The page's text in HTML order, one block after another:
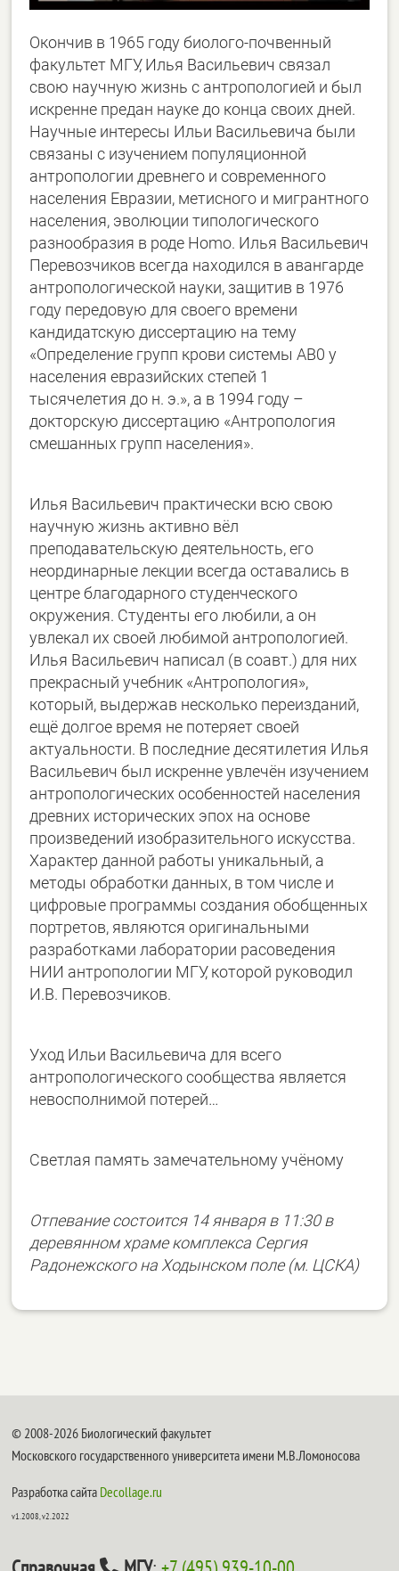
Окончив в 1965 году биолого-почвенный
факультет МГУ, Илья Васильевич связал
свою научную жизнь с антропологией и был
искренне предан науке до конца своих дней.
Научные интересы Ильи Васильевича были
связаны с изучением популяционной
антропологии древнего и современного
населения Евразии, метисного и мигрантного
населения, эволюции типологического
разнообразия в роде Homo. Илья Васильевич
Перевозчиков всегда находился в авангарде
антропологической науки, защитив в 1976
году передовую для своего времени
кандидатскую диссертацию на тему
«Определение групп крови системы АВ0 у
населения евразийских степей 1
тысячелетия до н. э.», а в 1994 году –
докторскую диссертацию «Антропология
смешанных групп населения».
Илья Васильевич практически всю свою
научную жизнь активно вёл
преподавательскую деятельность, его
неординарные лекции всегда оставались в
центре благодарного студенческого
окружения. Студенты его любили, а он
увлекал их своей любимой антропологией.
Илья Васильевич написал (в соавт.) для них
прекрасный учебник «Антропология»,
который, выдержав несколько переизданий,
ещё долгое время не потеряет своей
актуальности. В последние десятилетия Илья
Васильевич был искренне увлечён изучением
антропологических особенностей населения
древних исторических эпох на основе
произведений изобразительного искусства.
Характер данной работы уникальный, а
методы обработки данных, в том числе и
цифровые программы создания обобщенных
портретов, являются оригинальными
разработками лаборатории расоведения
НИИ антропологии МГУ, которой руководил
И.В. Перевозчиков.
Уход Ильи Васильевича для всего
антропологического сообщества является
невосполнимой потерей…
Светлая память замечательному учёному
Отпевание состоится 14 января в 11:30 в
деревянном храме комплекса Сергия
Радонежского на Ходынском поле (м. ЦСКА)
© 2008-2026 Биологический факультет
Московского государственного университета имени М.В.Ломоносова
Разработка сайта Decollage.ru
v1.2008, v2.2022